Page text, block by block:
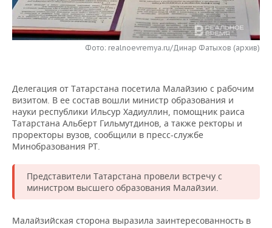
НЕФТЕХИМИЯ
НЕФТЬ
ЭНЕРГЕТИКА
РОЗНИЧНАЯ ТОРГОВЛЯ
НОВОСТИ ТЕХНОЛОГИЙ
ТЕЛЕКОММУНИКАЦИИ
МЕРОПРИЯТИЯ
НОВОСТИ МЕРОПРИЯТИЙ
БИЗНЕС-БРАНЧИ
ONLINE-КОНФЕРЕНЦИИ
ОТКРЫТАЯ ЛЕКЦИЯ
ФУТБОЛ
ХОККЕЙ
БАСКЕТБОЛ
ВОЛЕЙБОЛ
КИБЕРСПОРТ
НОВОСТИ ОБЩЕСТВА
ВЛАСТЬ
ИНФРАСТРУКТУРА
ИСТОРИЯ
КУЛЬТУРА
ФОТОГАЛЕРЕЯ
СЮЖЕТЫ
СПРАВОЧНИК
СПИСОК ПЕРСОН
СПИСОК КОМПАНИЙ
ПОЛНАЯ ВЕРСИЯ
Фото: realnoevremya.ru/Динар Фатыхов (архив)
Делегация от Татарстана посетила Малайзию с рабочим
визитом. В ее состав вошли министр образования и
науки республики Ильсур Хадиуллин, помощник раиса
Татарстана Альберт Гильмутдинов, а также ректоры и
проректоры вузов, сообщили в пресс-службе
Минобразования РТ.
Представители Татарстана провели встречу с
министром высшего образования Малайзии.
Малайзийская сторона выразила заинтересованность в